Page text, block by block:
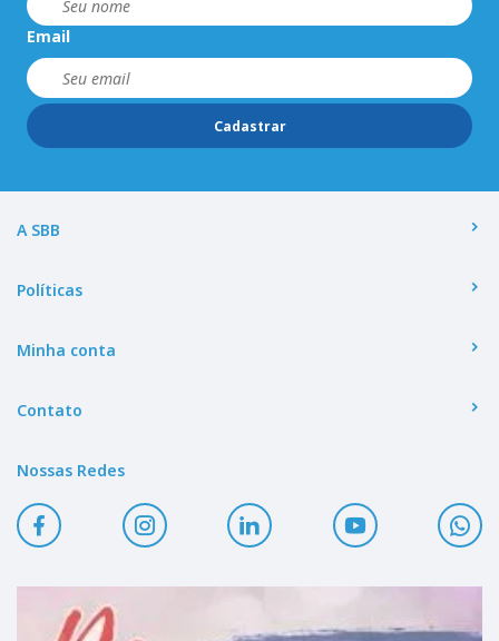
Email
Cadastrar
A SBB
Políticas
Minha conta
Contato
Nossas Redes